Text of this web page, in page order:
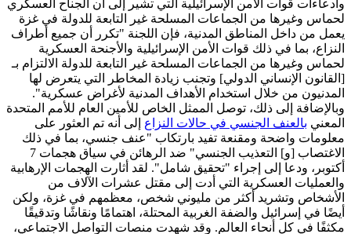
وادعاءات قوات الأمن الإسرائيلية التي تشير إلى أن الجناح العسكري
لحماس وغيرها من الجماعات المسلحة غير التابعة للدولة في غزة
يعمل من داخل المناطق المدنية، فإن اللجنة "تكرر أن جميع أطراف
النزاع، بما في ذلك قوات الأمن الإسرائيلية والأجنحة العسكرية
لحماس وغيرها من الجماعات المسلحة غير التابعة للدولة الالتزام بـ
[القانون الإنساني الدولي] وتجنب زيادة المخاطر التي يتعرض لها
المدنيون من خلال استخدام الأهداف المدنية لأغراض عسكرية".
وبالإضافة إلى ذلك، توصل الممثل الخاص للأمين العام للأمم المتحدة
المعني بالعنف الجنسي في حالات النزاع إلى أنه تم العثور على
معلومات واضحة ومقنعة تفيد بارتكاب "عنف جنسي، بما في ذلك
الاغتصاب [و] التعذيب الجنسي" ضد الرهائن في سياق هجمات 7
أكتوبر، ودعا إلى إجراء "تحقيق شامل". لقد أثارت الهجمات الإرهابية
والعمليات العسكرية التي أدت إلى مقتل عشرات الآلاف من
الأشخاص وتشريد أكثر من مليوني شخص، معظمهم في غزة، ولكن
أيضًا في إسرائيل والضفة الغربية المحتلة، اهتمامًا ونقاشًا وتدقيقًا
مكثفًا في كل أنحاء العالم. وقد شهدت منصات التواصل الاجتماعي،